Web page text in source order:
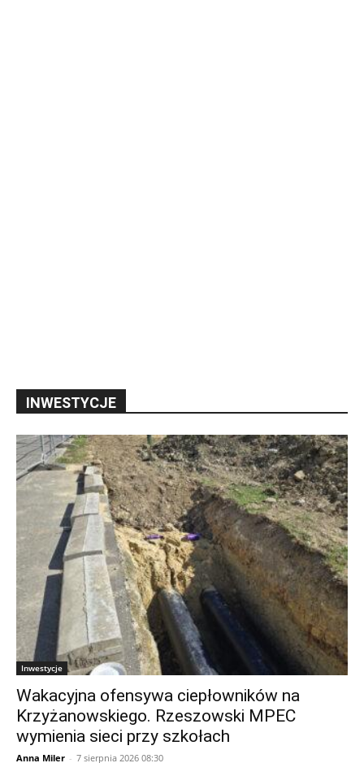
INWESTYCJE
Inwestycje
Wakacyjna ofensywa ciepłowników na
Krzyżanowskiego. Rzeszowski MPEC
wymienia sieci przy szkołach
Anna Miler - 7 sierpnia 2026 08:30